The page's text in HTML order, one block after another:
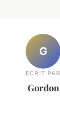
G
ECRIT PAR
Gordon